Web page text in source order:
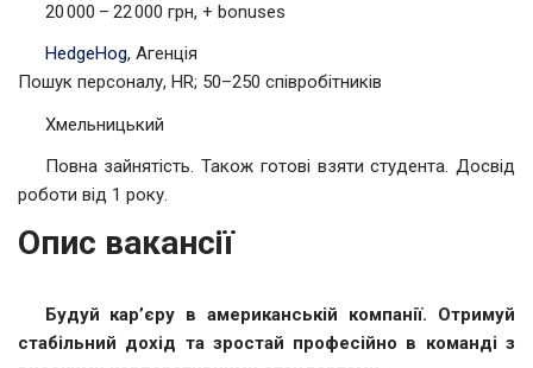
20 000 – 22 000 грн, + bonuses
HedgeHog, Агенція
Пошук персоналу, HR; 50–250 співробітників
Хмельницький
Повна зайнятість. Також готові взяти студента. Досвід
роботи від 1 року.
Опис вакансії
Будуй кар’єру в американській компанії. Отримуй
стабільний дохід та зростай професійно в команді з